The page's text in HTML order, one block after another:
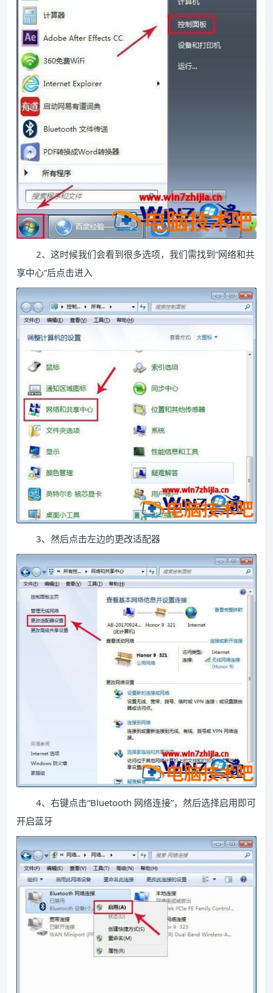
2、这时候我们会看到很多选项，我们需找到“网络和共
享中心”后点击进入
3、然后点击左边的更改适配器
4、右键点击“Bluetooth 网络连接”，然后选择启用即可
开启蓝牙